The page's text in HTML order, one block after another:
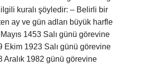
ilgili kuralı şöyledir: – Belirli bir
ay ve gün adları büyük harfle
1453 Salı günü görevine
Ekim 1923 Salı günü görevine
Aralık 1982 günü görevine